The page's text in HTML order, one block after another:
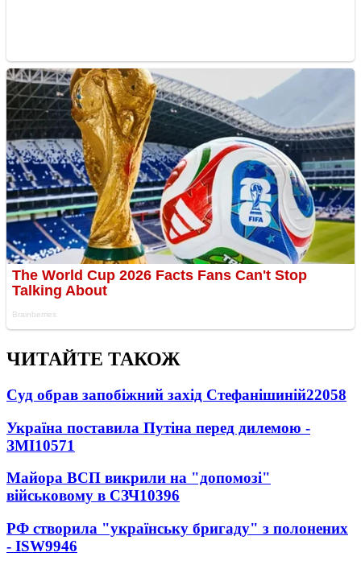
ЧИТАЙТЕ ТАКОЖ
Суд обрав запобіжний захід Стефанішиній22058
Україна поставила Путіна перед дилемою -
ЗМІ10571
Майора ВСП викрили на "допомозі"
військовому в СЗЧ10396
РФ створила "українську бригаду" з полонених
- ISW9946